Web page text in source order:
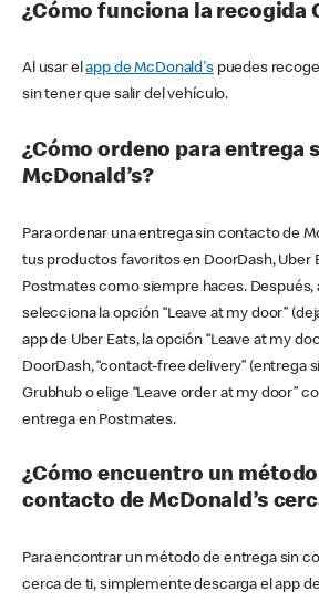
¿Cómo funciona la recogida
Al usar elapp de McDonald'spuedes
sin tener que salir del vehículo.
¿Cómo ordeno para entrega
McDonald’s?
Para ordenar una entrega sin contacto de
tus productos favoritos en DoorDash, Uber
Postmates como siempre haces. Después,
selecciona la opción “Leave at my door”
app de Uber Eats, la opción “Leave at my
DoorDash, “contact-free delivery” (entrega
Grubhub o elige “Leave order at my door”
entrega en Postmates.
¿Cómo encuentro un
contacto de McDonald’s
Para encontrar un método de entrega sin
cerca de ti, simplemente descarga el app